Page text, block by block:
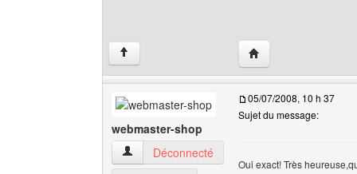
↑ Visiter le site web
webmaster-shop
webmaster-shop Voir le profil de l'utilisateur
Déconnecté
05/07/2008, 10 h 37
Sujet du message:
Oui exact! Très